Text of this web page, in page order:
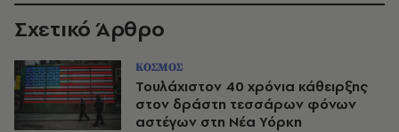
Σχετικό Άρθρο
ΚΟΣΜΟΣ
Τουλάχιστον 40 χρόνια κάθειρξης
στον δράστη τεσσάρων φόνων
αστέγων στη Νέα Υόρκη